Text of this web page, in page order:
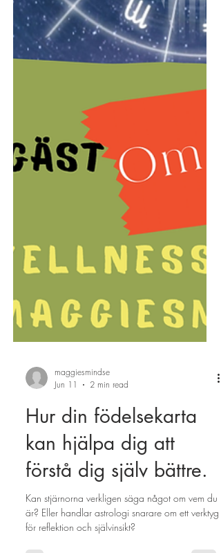
Jun 11
2 min read
Hur din födelsekarta
kan hjälpa dig att
förstå dig själv bättre.